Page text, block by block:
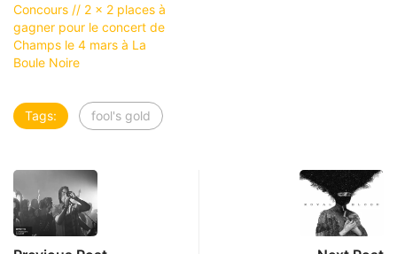
Concours // 2 x 2 places à
gagner pour le concert de
Champs le 4 mars à La
Boule Noire
Tags: fool's gold